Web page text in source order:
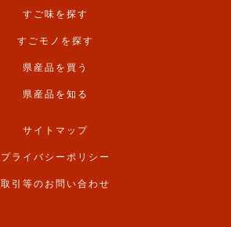
すご味を探す
すごモノを探す
県産品を買う
県産品を知る
サイトマップ
プライバシーポリシー
取引等のお問い合わせ